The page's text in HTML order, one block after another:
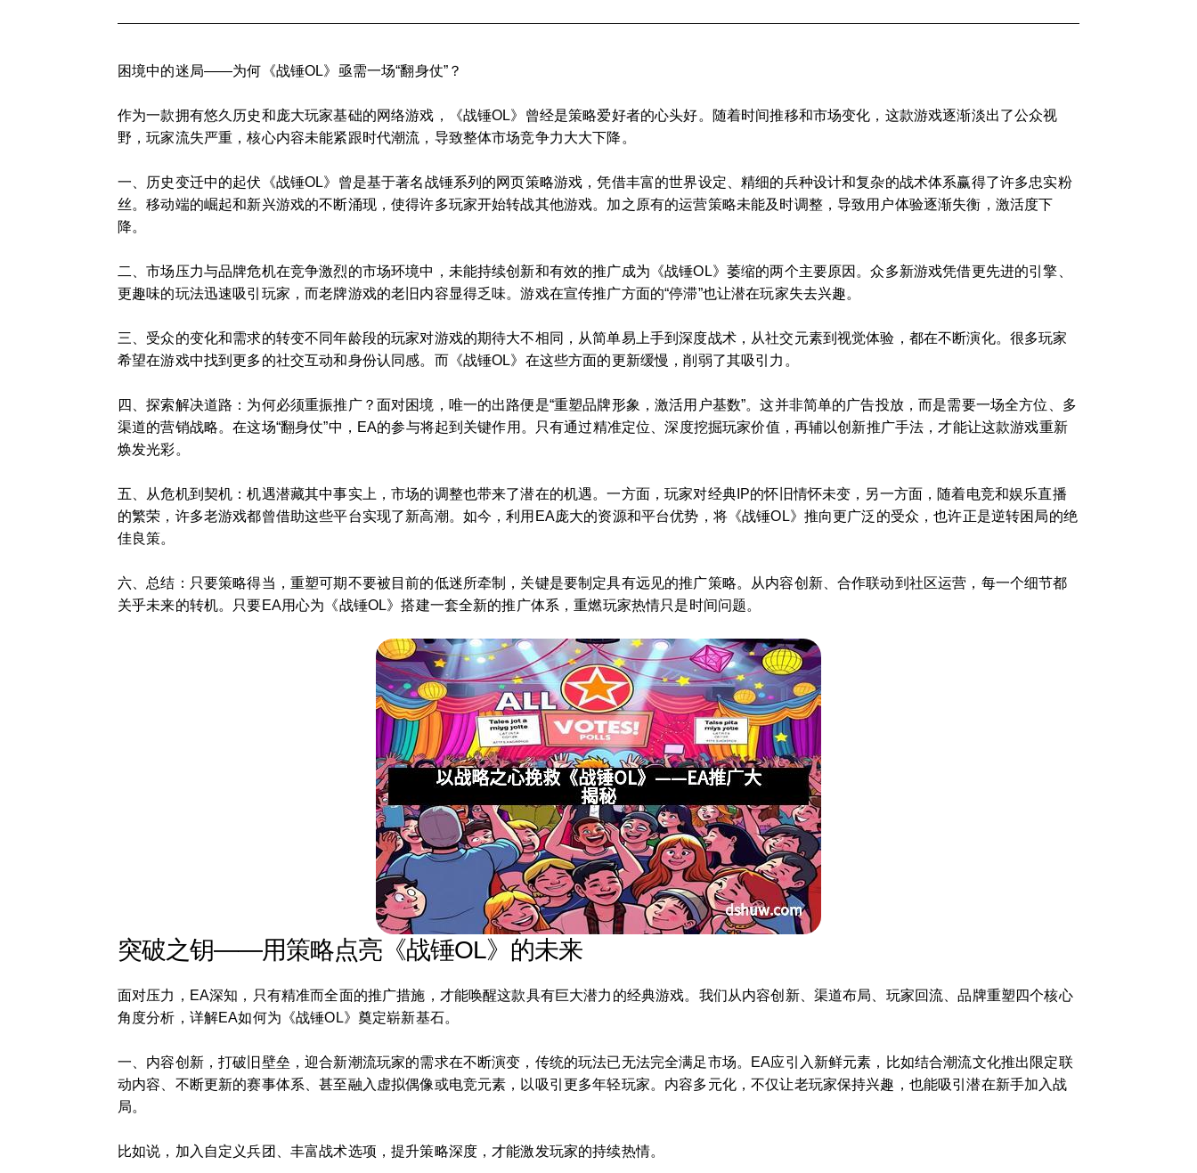
困境中的迷局——为何《战锤OL》亟需一场“翻身仗”？
作为一款拥有悠久历史和庞大玩家基础的网络游戏，《战锤OL》曾经是策略爱好者的心头好。随着时间推移和市场变化，这款游戏逐渐淡出了公众视
野，玩家流失严重，核心内容未能紧跟时代潮流，导致整体市场竞争力大大下降。
一、历史变迁中的起伏《战锤OL》曾是基于著名战锤系列的网页策略游戏，凭借丰富的世界设定、精细的兵种设计和复杂的战术体系赢得了许多忠实粉
丝。移动端的崛起和新兴游戏的不断涌现，使得许多玩家开始转战其他游戏。加之原有的运营策略未能及时调整，导致用户体验逐渐失衡，激活度下
降。
二、市场压力与品牌危机在竞争激烈的市场环境中，未能持续创新和有效的推广成为《战锤OL》萎缩的两个主要原因。众多新游戏凭借更先进的引擎、
更趣味的玩法迅速吸引玩家，而老牌游戏的老旧内容显得乏味。游戏在宣传推广方面的“停滞”也让潜在玩家失去兴趣。
三、受众的变化和需求的转变不同年龄段的玩家对游戏的期待大不相同，从简单易上手到深度战术，从社交元素到视觉体验，都在不断演化。很多玩家
希望在游戏中找到更多的社交互动和身份认同感。而《战锤OL》在这些方面的更新缓慢，削弱了其吸引力。
四、探索解决道路：为何必须重振推广？面对困境，唯一的出路便是“重塑品牌形象，激活用户基数”。这并非简单的广告投放，而是需要一场全方位、多
渠道的营销战略。在这场“翻身仗”中，EA的参与将起到关键作用。只有通过精准定位、深度挖掘玩家价值，再辅以创新推广手法，才能让这款游戏重新
焕发光彩。
五、从危机到契机：机遇潜藏其中事实上，市场的调整也带来了潜在的机遇。一方面，玩家对经典IP的怀旧情怀未变，另一方面，随着电竞和娱乐直播
的繁荣，许多老游戏都曾借助这些平台实现了新高潮。如今，利用EA庞大的资源和平台优势，将《战锤OL》推向更广泛的受众，也许正是逆转困局的绝
佳良策。
六、总结：只要策略得当，重塑可期不要被目前的低迷所牵制，关键是要制定具有远见的推广策略。从内容创新、合作联动到社区运营，每一个细节都
关乎未来的转机。只要EA用心为《战锤OL》搭建一套全新的推广体系，重燃玩家热情只是时间问题。
突破之钥——用策略点亮《战锤OL》的未来
面对压力，EA深知，只有精准而全面的推广措施，才能唤醒这款具有巨大潜力的经典游戏。我们从内容创新、渠道布局、玩家回流、品牌重塑四个核心
角度分析，详解EA如何为《战锤OL》奠定崭新基石。
一、内容创新，打破旧壁垒，迎合新潮流玩家的需求在不断演变，传统的玩法已无法完全满足市场。EA应引入新鲜元素，比如结合潮流文化推出限定联
动内容、不断更新的赛事体系、甚至融入虚拟偶像或电竞元素，以吸引更多年轻玩家。内容多元化，不仅让老玩家保持兴趣，也能吸引潜在新手加入战
局。
比如说，加入自定义兵团、丰富战术选项，提升策略深度，才能激发玩家的持续热情。